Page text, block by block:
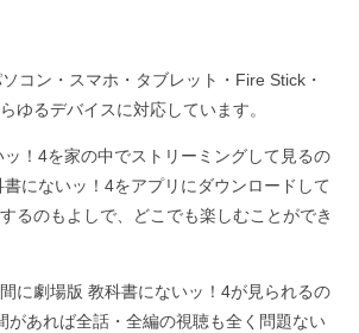
コン・スマホ・タブレット・Fire Stick・
ゆるデバイスに対応しています。
！4を家の中でストリーミングして見るの
にないッ！4をアプリにダウンロードして
るのもよしで、どこでも楽しむことができ
に劇場版 教科書にないッ！4が見られるの
があれば全話・全編の視聴も全く問題ない